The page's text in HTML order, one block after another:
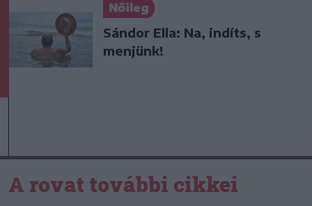
Nőileg
Sándor Ella: Na, indíts, s
menjünk!
A rovat további cikkei